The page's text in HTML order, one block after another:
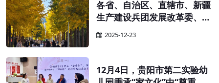
各省、自治区、直辖市、新疆
生产建设兵团发展改革委、教
育厅（教委、教育局）、财政
厅（局）：为贯彻落实《中华
好促进学前教育普及普惠安全
优质发展，有效降低人民群众
2025-12-23
12月4日，贵阳市第二实验幼